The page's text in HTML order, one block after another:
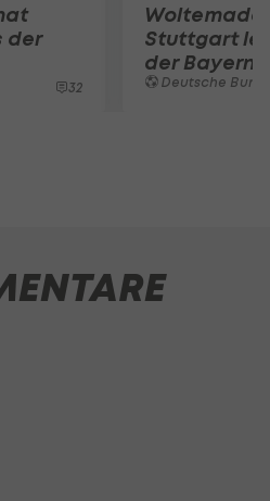
der
32
Stuttgart
der Bayern
Deutsche